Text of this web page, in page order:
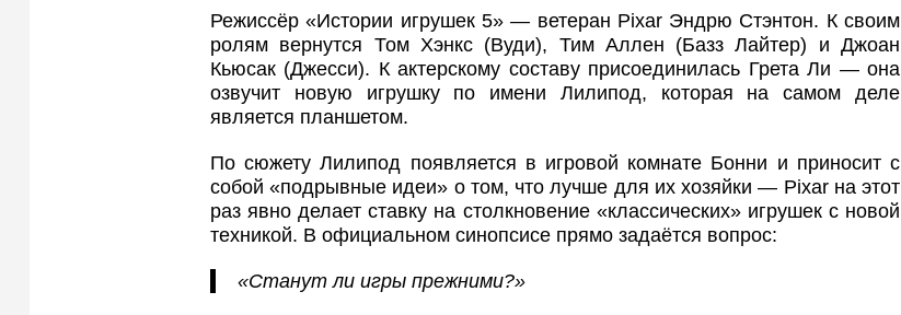
Режиссёр «Истории игрушек 5» — ветеран Pixar Эндрю Стэнтон. К своим
ролям вернутся Том Хэнкс (Вуди), Тим Аллен (Базз Лайтер) и Джоан
Кьюсак (Джесси). К актерскому составу присоединилась Грета Ли — она
озвучит новую игрушку по имени Лилипод, которая на самом деле
является планшетом.
По сюжету Лилипод появляется в игровой комнате Бонни и приносит с
собой «подрывные идеи» о том, что лучше для их хозяйки — Pixar на этот
раз явно делает ставку на столкновение «классических» игрушек с новой
техникой. В официальном синопсисе прямо задаётся вопрос:
«Станут ли игры прежними?»